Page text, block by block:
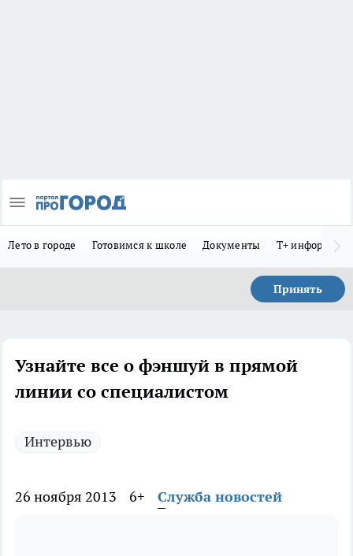
Лето в городе Готовимся к школе Документы Т+
Принять
Узнайте все о фэншуй в прямой
линии со специалистом
Интервью
26 ноября 2013 6+ Служба новостей